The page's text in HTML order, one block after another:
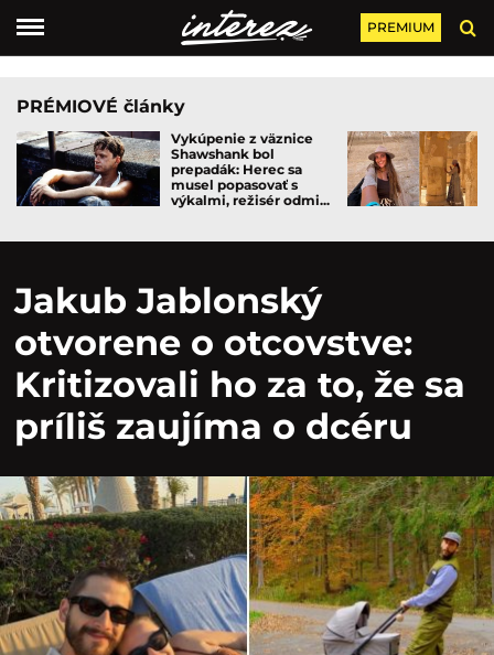
PREMIUM
PRÉMIOVÉ články
Vykúpenie z väznice
Shawshank bol
prepadák: Herec sa
musel popasovať s
výkalmi, režisér odmi...
Jakub Jablonský
otvorene o otcovstve:
Kritizovali ho za to, že sa
príliš zaujíma o dcéru